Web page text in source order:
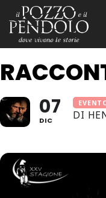
07
DIC DI